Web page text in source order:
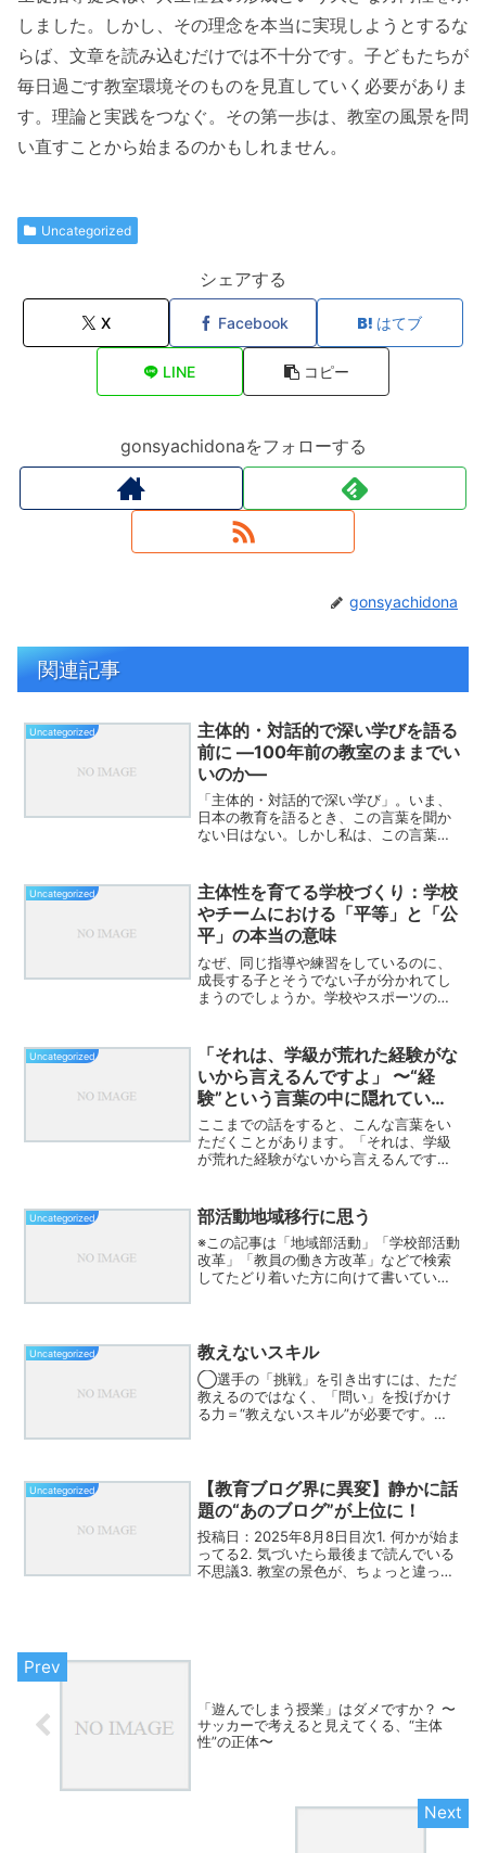
しました。しかし、その理念を本当に実現しようとするな
らば、文章を読み込むだけでは不十分です。子どもたちが
毎日過ごす教室環境そのものを見直していく必要がありま
す。理論と実践をつなぐ。その第一歩は、教室の風景を問
い直すことから始まるのかもしれません。
Uncategorized
シェアする
X Facebook はてブ
LINE コピー
gonsyachidonaをフォローする
gonsyachidona
関連記事
Uncategorized
主体的・対話的で深い学びを語る
前に ―100年前の教室のままでい
いのか―
「主体的・対話的で深い学び」。いま、
日本の教育を語るとき、この言葉を聞か
ない日はない。しかし私は、この言葉を
配置に、なぜ誰も疑問を呈さないのだろ
うか。教室に入ると、子ど...
Uncategorized
主体性を育てる学校づくり：学校
やチームにおける「平等」と「公
平」の本当の意味
なぜ、同じ指導や練習をしているのに、
成長する子とそうでない子が分かれてし
まうのでしょうか。学校やスポーツの現
同じ時間をかけ、同じルールや指導で子
どもたちに接する。それは...
Uncategorized
「それは、学級が荒れた経験がな
いから言えるんですよ」 〜“経
験”という言葉の中に隠れている
もの〜
ここまでの話をすると、こんな言葉をい
ただくことがあります。「それは、学級
が荒れた経験がないから言えるんです
か？」これも、とても大事な問いだと思
っています。実際、学級が荒...
Uncategorized 部活動地域移行に思う
※この記事は「地域部活動」「学校部活動
改革」「教員の働き方改革」などで検索
してたどり着いた方に向けて書いていま
ーム設立」あたりのキー...
Uncategorized 教えないスキル
◯選手の「挑戦」を引き出すには、ただ
教えるのではなく、「問い」を投げかけ
る力＝“教えないスキル”が必要です。◯
関わります。◯「ゲーム→...
Uncategorized
【教育ブログ界に異変】静かに話
題の“あのブログ”が上位に！
投稿日：2025年8月8日目次1. 何かが始ま
ってる2. 気づいたら最後まで読んでいる
不思議3. 教室の景色が、ちょっと違って
「遊んでしまう授業」はダメですか？ 〜
サッカーで考えると見えてくる、“主体
性”の正体〜